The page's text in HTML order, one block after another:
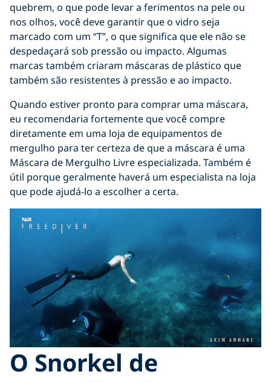
quebrem, o que pode levar a ferimentos na pele ou
nos olhos, você deve garantir que o vidro seja
marcado com um “T”, o que significa que ele não se
despedaçará sob pressão ou impacto. Algumas
marcas também criaram máscaras de plástico que
também são resistentes à pressão e ao impacto.
Quando estiver pronto para comprar uma máscara,
eu recomendaria fortemente que você compre
diretamente em uma loja de equipamentos de
mergulho para ter certeza de que a máscara é uma
Máscara de Mergulho Livre especializada. Também é
útil porque geralmente haverá um especialista na loja
que pode ajudá-lo a escolher a certa.
O Snorkel de